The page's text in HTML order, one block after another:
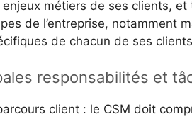
métiers de ses clients,
de l’entreprise, notamment
de chacun de ses
responsabilités et
client : le CSM doit